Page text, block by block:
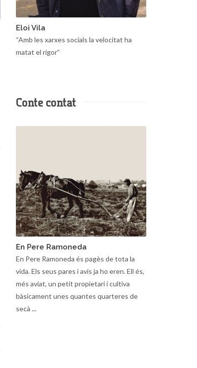
Eloi Vila
“Amb les xarxes socials la velocitat ha
matat el rigor”
Conte contat
En Pere Ramoneda
En Pere Ramoneda és pagès de tota la
vida. Els seus pares i avis ja ho eren. Ell és,
més aviat, un petit propietari i cultiva
bàsicament unes quantes quarteres de
secà ...